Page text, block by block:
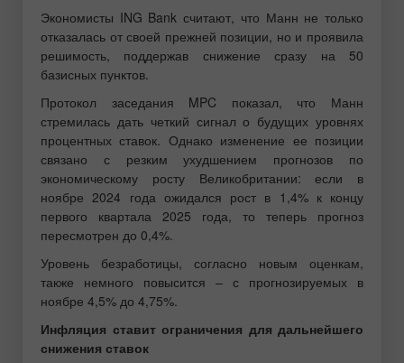
Экономисты ING Bank считают, что Манн не только
отказалась от своей прежней позиции, но и проявила
решимость, поддержав снижение сразу на 50
базисных пунктов.
Протокол заседания MPC показал, что Манн
стремилась дать четкий сигнал о будущих уровнях
процентных ставок. Однако изменение ее позиции
связано с резким ухудшением прогнозов по
экономическому росту Великобритании: если в
ноябре 2024 года ожидался рост в 1,4% к концу
первого квартала 2025 года, то теперь прогноз
пересмотрен до 0,4%.
Уровень безработицы, согласно новым оценкам,
также немного повысится – с прогнозируемых в
ноябре 4,5% до 4,75%.
Инфляция ставит ограничения для дальнейшего
снижения ставок